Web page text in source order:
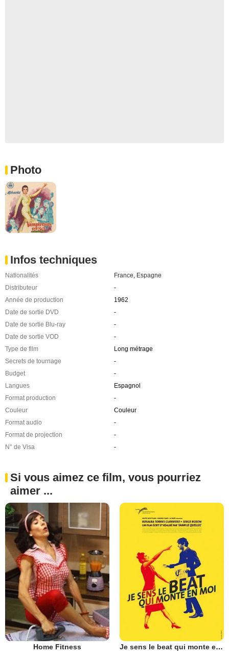
Photo
Infos techniques
Nationalités France Espagne
Distributeur
-
Année de production
1962
Date de sortie DVD
-
Date de sortie Blu-ray
-
Date de sortie VOD
-
Type de film
Long métrage
Secrets de tournage
-
Budget
-
Langues
Espagnol
Format production
-
Couleur
Couleur
Format audio
-
Format de projection
-
N° de Visa
-
Si vous aimez ce film, vous pourriez
aimer ...
Home Fitness Je sens le beat qui monte en moi